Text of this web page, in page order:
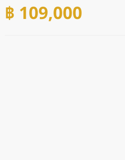
฿ 109,000